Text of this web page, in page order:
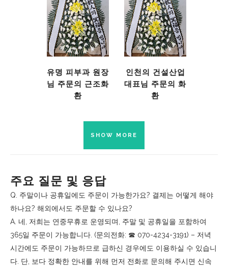
유명 피부과 원장
님 주문의 근조화
환
인천의 건설산업
대표님 주문의 화
환
SHOW MORE
주요 질문 및 응답
Q. 주말이나 공휴일에도 주문이 가능한가요? 결제는 어떻게 해야
하나요? 해외에서도 주문할 수 있나요?
A. 네, 저희는 연중무휴로 운영되며, 주말 및 공휴일을 포함하여
365일 주문이 가능합니다. (문의전화: ☎︎ 070-4234-3191) – 저녁
시간에도 주문이 가능하므로 급하신 경우에도 이용하실 수 있습니
다. 단, 보다 정확한 안내를 위해 먼저 전화로 문의해 주시면 신속